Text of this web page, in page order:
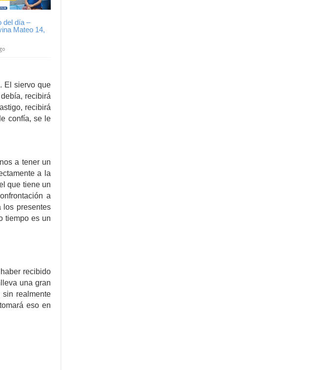
del día –
Mateo 14,
El siervo que
recibirá
recibirá
confía, se le
a tener un
a la
que tiene un
a
los presentes
tiempo es un
recibido
una gran
realmente
eso en